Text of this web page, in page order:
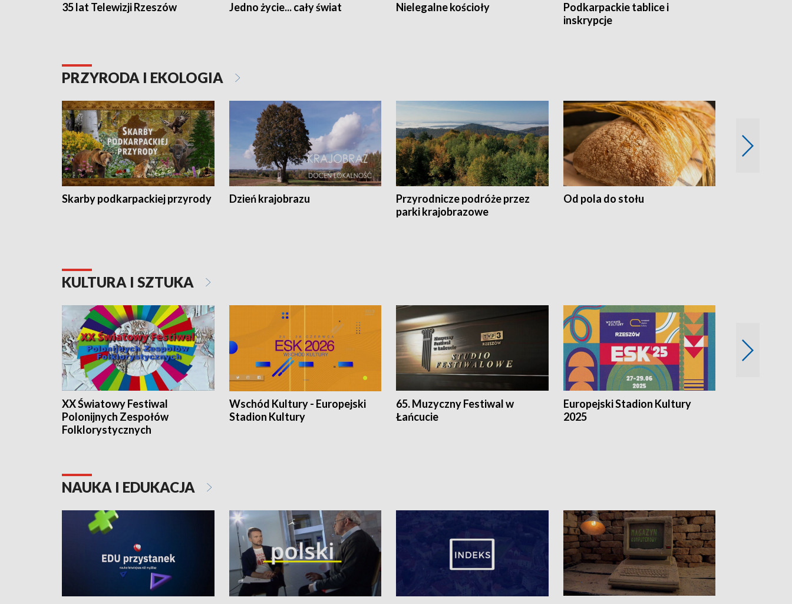
35 lat Telewizji Rzeszów Jedno życie... cały świat Nielegalne kościoły
Podkarpackie tablice i
inskrypcje
PRZYRODA I EKOLOGIA
Skarby podkarpackiej przyrody Dzień krajobrazu
Przyrodnicze podróże przez
parki krajobrazowe
Od pola do stołu
KULTURA I SZTUKA
XX Światowy Festiwal
Polonijnych Zespołów
Folklorystycznych
Wschód Kultury - Europejski
Stadion Kultury
65. Muzyczny Festiwal w
Łańcucie
Europejski Stadion Kultury
2025
NAUKA I EDUKACJA